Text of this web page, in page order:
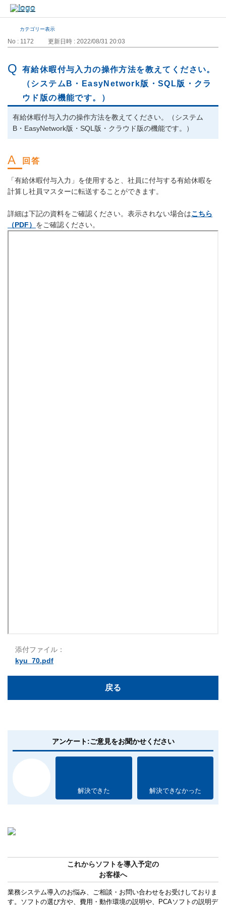
カテゴリー表示
No : 1172 更新日時 : 2022/08/31 20:03
有給休暇付与入力の操作方法を教えてください。
（システムB・EasyNetwork版・SQL版・クラ
ウド版の機能です。）
有給休暇付与入力の操作方法を教えてください。（システム
B・EasyNetwork版・SQL版・クラウド版の機能です。）
「有給休暇付与入力」を使用すると、社員に付与する有給休暇を
計算し社員マスターに転送することができます。
詳細は下記の資料をご確認ください。表示されない場合はこちら
（PDF） をご確認ください。
添付ファイル：
kyu_70.pdf
戻る
アンケート:ご意見をお聞かせください
解決できた 解決できなかった
これからソフトを導入予定の
お客様へ
業務システム導入のお悩み、ご相談・お問い合わせをお受けしておりま
す。ソフトの選び方や、費用・動作環境の説明や、PCAソフトの説明デ